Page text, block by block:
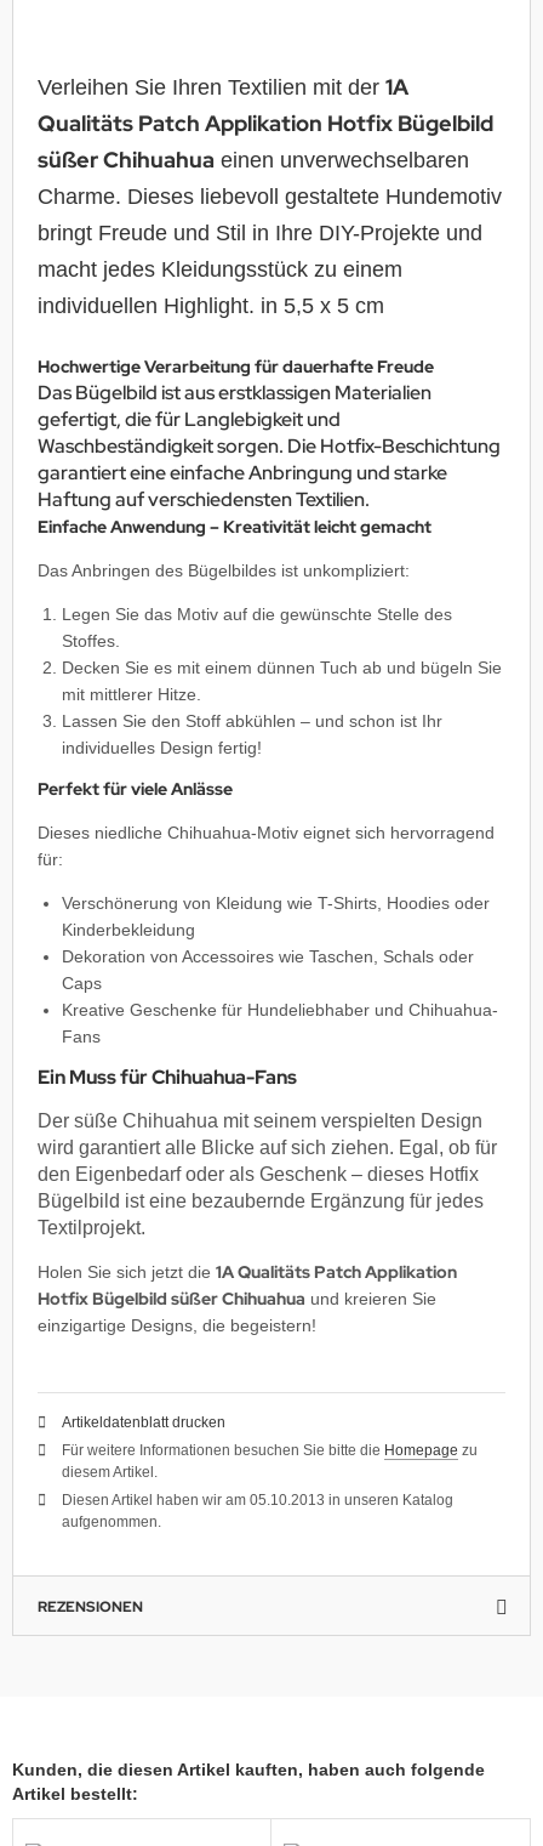
Verleihen Sie Ihren Textilien mit der 1A
Qualitäts Patch Applikation Hotfix Bügelbild
süßer Chihuahua einen unverwechselbaren
Charme. Dieses liebevoll gestaltete Hundemotiv
bringt Freude und Stil in Ihre DIY-Projekte und
macht jedes Kleidungsstück zu einem
individuellen Highlight. in 5,5 x 5 cm
Hochwertige Verarbeitung für dauerhafte Freude
Das Bügelbild ist aus erstklassigen Materialien
gefertigt, die für Langlebigkeit und
Waschbeständigkeit sorgen. Die Hotfix-Beschichtung
garantiert eine einfache Anbringung und starke
Haftung auf verschiedensten Textilien.
Einfache Anwendung – Kreativität leicht gemacht
Das Anbringen des Bügelbildes ist unkompliziert:
Legen Sie das Motiv auf die gewünschte Stelle des
Stoffes.
Decken Sie es mit einem dünnen Tuch ab und bügeln Sie
mit mittlerer Hitze.
Lassen Sie den Stoff abkühlen – und schon ist Ihr
individuelles Design fertig!
Perfekt für viele Anlässe
Dieses niedliche Chihuahua-Motiv eignet sich hervorragend
für:
Verschönerung von Kleidung wie T-Shirts, Hoodies oder
Kinderbekleidung
Dekoration von Accessoires wie Taschen, Schals oder
Caps
Kreative Geschenke für Hundeliebhaber und Chihuahua-
Fans
Ein Muss für Chihuahua-Fans
Der süße Chihuahua mit seinem verspielten Design
wird garantiert alle Blicke auf sich ziehen. Egal, ob für
den Eigenbedarf oder als Geschenk – dieses Hotfix
Bügelbild ist eine bezaubernde Ergänzung für jedes
Textilprojekt.
Holen Sie sich jetzt die 1A Qualitäts Patch Applikation
Hotfix Bügelbild süßer Chihuahua und kreieren Sie
einzigartige Designs, die begeistern!
Artikeldatenblatt drucken
Für weitere Informationen besuchen Sie bitte die Homepage zu
diesem Artikel.
Diesen Artikel haben wir am 05.10.2013 in unseren Katalog
aufgenommen.
REZENSIONEN
Kunden, die diesen Artikel kauften, haben auch folgende
Artikel bestellt: